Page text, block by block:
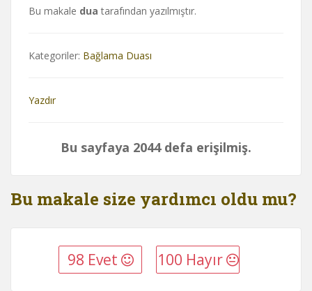
Bu makale dua tarafından yazılmıştır.
Kategoriler: Bağlama Duası
Yazdır
Bu sayfaya 2044 defa erişilmiş.
Bu makale size yardımcı oldu mu?
98 Evet 100 Hayır